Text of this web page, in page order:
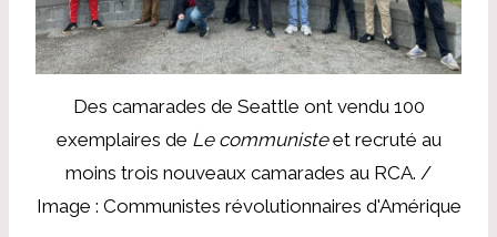
Des camarades de Seattle ont vendu 100
exemplaires de Le communisteet recruté au
moins trois nouveaux camarades au RCA. /
Image : Communistes révolutionnaires d'Amérique